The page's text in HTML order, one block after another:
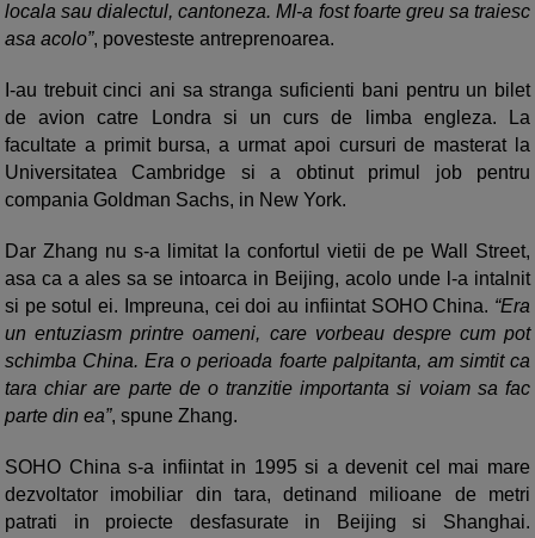
locala sau dialectul, cantoneza. MI-a fost foarte greu sa traiesc
asa acolo”, povesteste antreprenoarea.
I-au trebuit cinci ani sa stranga suficienti bani pentru un bilet
de avion catre Londra si un curs de limba engleza. La
facultate a primit bursa, a urmat apoi cursuri de masterat la
Universitatea Cambridge si a obtinut primul job pentru
compania Goldman Sachs, in New York.
Dar Zhang nu s-a limitat la confortul vietii de pe Wall Street,
asa ca a ales sa se intoarca in Beijing, acolo unde l-a intalnit
si pe sotul ei. Impreuna, cei doi au infiintat SOHO China. “Era
un entuziasm printre oameni, care vorbeau despre cum pot
schimba China. Era o perioada foarte palpitanta, am simtit ca
tara chiar are parte de o tranzitie importanta si voiam sa fac
parte din ea”, spune Zhang.
SOHO China s-a infiintat in 1995 si a devenit cel mai mare
dezvoltator imobiliar din tara, detinand milioane de metri
patrati in proiecte desfasurate in Beijing si Shanghai.